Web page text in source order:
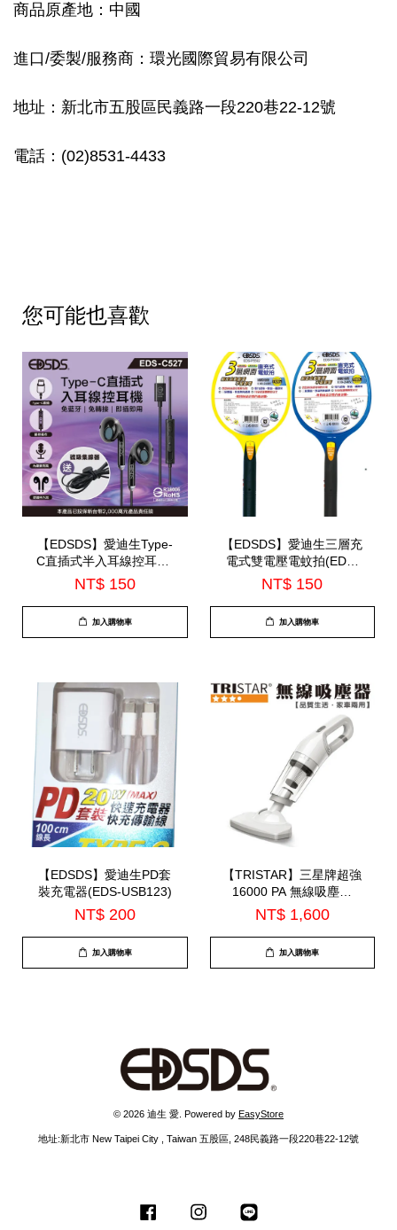
商品原產地：中國
進口/委製/服務商：環光國際貿易有限公司
地址：新北市五股區民義路一段220巷22-12號
電話：(02)8531-4433
您可能也喜歡
【EDSDS】愛迪生Type-
C直插式半入耳線控耳機-
內建麥克風(EDS-C527)
NT$ 150
加入購物車
【EDSDS】愛迪生三層充
電式雙電壓電蚊拍(EDS-
P5592)
NT$ 150
加入購物車
【EDSDS】愛迪生PD套
裝充電器(EDS-USB123)
NT$ 200
加入購物車
【TRISTAR】三星牌超強
16000 PA 無線吸塵器
(TS-VC3309)
NT$ 1,600
加入購物車
© 2026 迪生 愛. Powered by EasyStore
地址:新北市 New Taipei City , Taiwan 五股區, 248民義路一段220巷22-12號
Facebook Instagram